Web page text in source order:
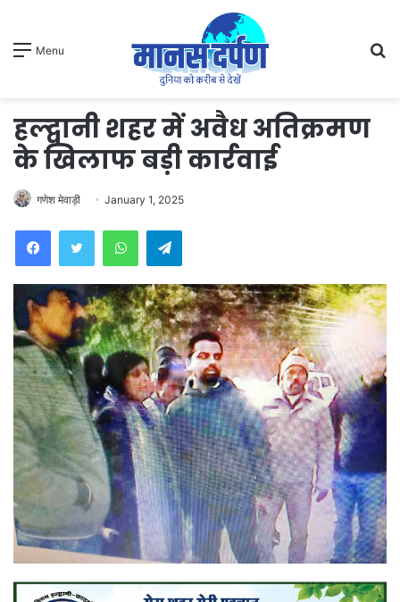
Menu
हल्द्वानी शहर में अवैध अतिक्रमण
के खिलाफ बड़ी कार्रवाई
गणेश मेवाड़ी January 1, 2025
WhatsAppTelegram